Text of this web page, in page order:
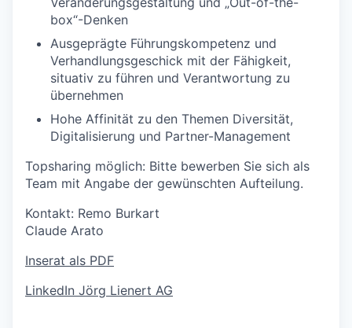
box“-Denken
Ausgeprägte Führungskompetenz und
Verhandlungsgeschick mit der Fähigkeit,
situativ zu führen und Verantwortung zu
übernehmen
Hohe Affinität zu den Themen Diversität,
Digitalisierung und Partner-Management
Topsharing möglich: Bitte bewerben Sie sich als
Team mit Angabe der gewünschten Aufteilung.
Kontakt: Remo Burkart
Claude Arato
Inserat als PDF
LinkedIn Jörg Lienert AG